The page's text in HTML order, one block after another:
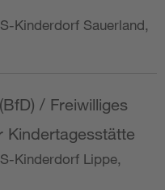
Kinderdorf Sauerland,
/ Freiwilliges
Kindertagesstätte
Kinderdorf Lippe,